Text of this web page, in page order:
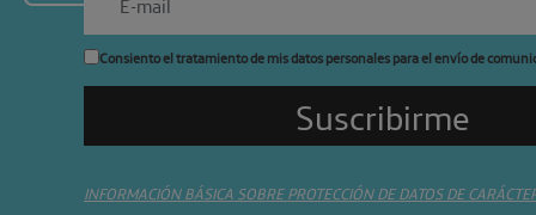
Consiento el tratamiento de mis datos personales para el envío de
INFORMACIÓN BÁSICA SOBRE PROTECCIÓN DE DATOS DE